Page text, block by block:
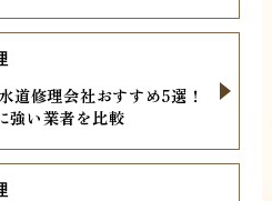
道修理会社おすすめ5選！
強い業者を比較